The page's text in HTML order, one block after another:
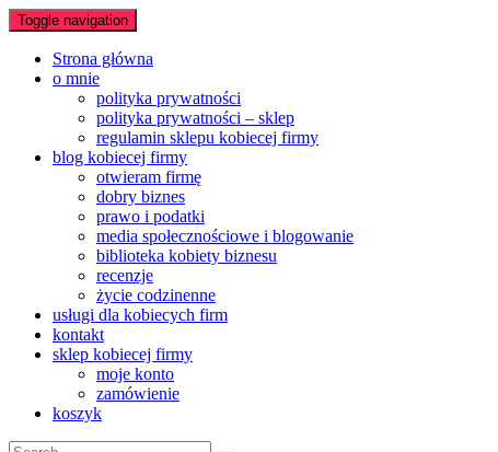
Toggle navigation
Strona główna
o mnie
polityka prywatności
polityka prywatności – sklep
regulamin sklepu kobiecej firmy
blog kobiecej firmy
otwieram firmę
dobry biznes
prawo i podatki
media społecznościowe i blogowanie
biblioteka kobiety biznesu
recenzje
życie codzinenne
usługi dla kobiecych firm
kontakt
sklep kobiecej firmy
moje konto
zamówienie
koszyk